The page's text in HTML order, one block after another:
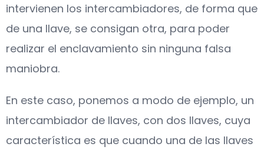
intervienen los intercambiadores, de forma que
de una llave, se consigan otra, para poder
realizar el enclavamiento sin ninguna falsa
maniobra.
En este caso, ponemos a modo de ejemplo, un
intercambiador de llaves, con dos llaves, cuya
característica es que cuando una de las llaves